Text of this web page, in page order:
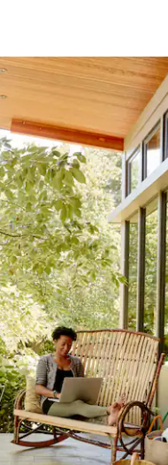
vers le haut et vers le